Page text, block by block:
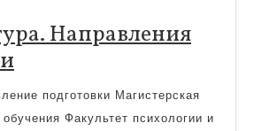
Направления
Магистратура.
Направления
подготовки
подготовки Магистерская
Факультет психологии и